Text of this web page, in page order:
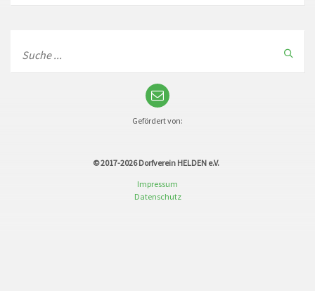
Gefördert von:
© 2017-2026Dorfverein HELDEN e.V.
Impressum
Datenschutz